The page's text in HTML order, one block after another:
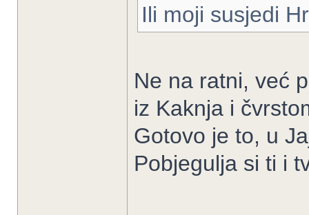
Ili moji susjedi
Ne na ratni, već
iz Kaknja i
Gotovo je to, u
Pobjegulja si ti i